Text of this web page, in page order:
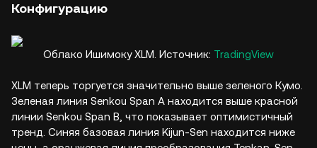
Конфигурацию
Облако Ишимоку XLM. Источник: TradingView
XLM теперь торгуется значительно выше зеленого Кумо.
Зеленая линия Senkou Span A находится выше красной
линии Senkou Span B, что показывает оптимистичный
тренд. Синяя базовая линия Kijun-Sen находится ниже